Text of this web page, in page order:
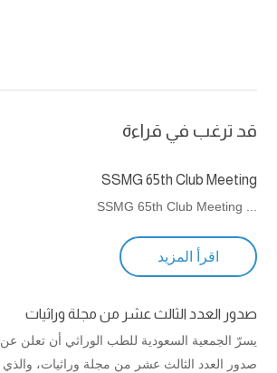
قد ترغب في قراءة
SSMG 65th Club Meeting
اقرأ المزيد
صدور العدد الثالث عشر من مجلة وراثيات
يسرّ الجمعية السعودية للطب الوراثي أن تعلن عن
صدور العدد الثالث عشر من مجلة وراثيات، والذي